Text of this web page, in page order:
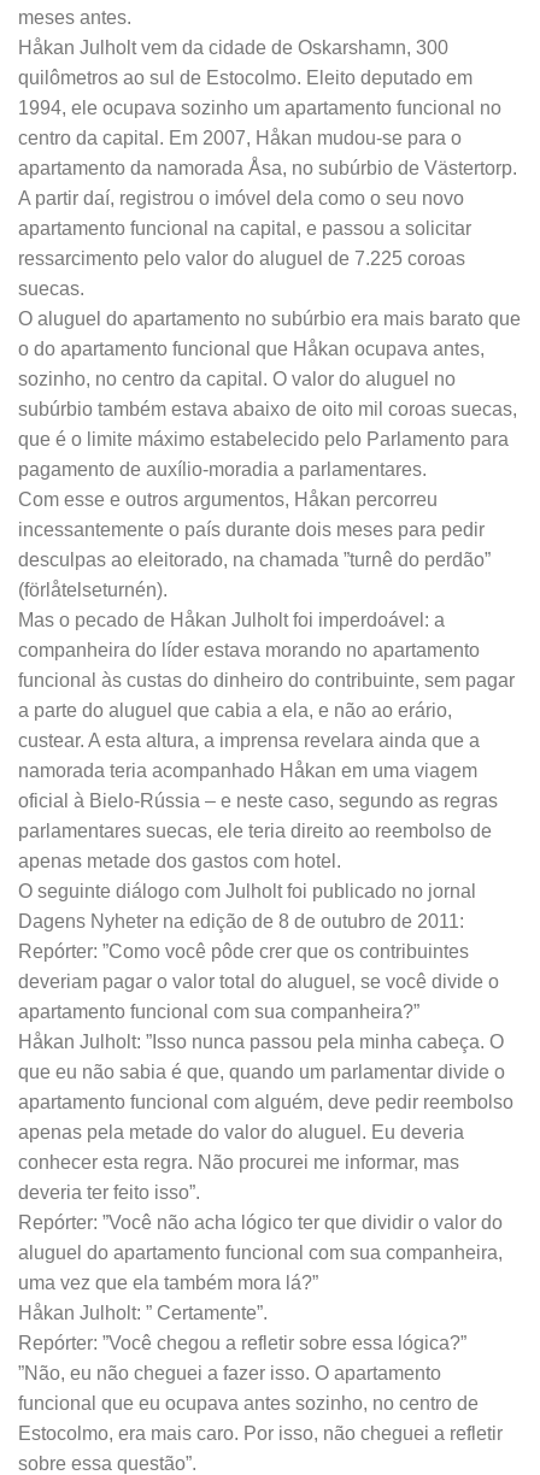
meses antes.
Håkan Julholt vem da cidade de Oskarshamn, 300
quilômetros ao sul de Estocolmo. Eleito deputado em
1994, ele ocupava sozinho um apartamento funcional no
centro da capital. Em 2007, Håkan mudou-se para o
apartamento da namorada Åsa, no subúrbio de Västertorp.
A partir daí, registrou o imóvel dela como o seu novo
apartamento funcional na capital, e passou a solicitar
ressarcimento pelo valor do aluguel de 7.225 coroas
suecas.
O aluguel do apartamento no subúrbio era mais barato que
o do apartamento funcional que Håkan ocupava antes,
sozinho, no centro da capital. O valor do aluguel no
subúrbio também estava abaixo de oito mil coroas suecas,
que é o limite máximo estabelecido pelo Parlamento para
pagamento de auxílio-moradia a parlamentares.
Com esse e outros argumentos, Håkan percorreu
incessantemente o país durante dois meses para pedir
desculpas ao eleitorado, na chamada ”turnê do perdão”
(förlåtelseturnén).
Mas o pecado de Håkan Julholt foi imperdoável: a
companheira do líder estava morando no apartamento
funcional às custas do dinheiro do contribuinte, sem pagar
a parte do aluguel que cabia a ela, e não ao erário,
custear. A esta altura, a imprensa revelara ainda que a
namorada teria acompanhado Håkan em uma viagem
oficial à Bielo-Rússia – e neste caso, segundo as regras
parlamentares suecas, ele teria direito ao reembolso de
apenas metade dos gastos com hotel.
O seguinte diálogo com Julholt foi publicado no jornal
Dagens Nyheter na edição de 8 de outubro de 2011:
Repórter: ”Como você pôde crer que os contribuintes
deveriam pagar o valor total do aluguel, se você divide o
apartamento funcional com sua companheira?”
Håkan Julholt: ”Isso nunca passou pela minha cabeça. O
que eu não sabia é que, quando um parlamentar divide o
apartamento funcional com alguém, deve pedir reembolso
apenas pela metade do valor do aluguel. Eu deveria
conhecer esta regra. Não procurei me informar, mas
deveria ter feito isso”.
Repórter: ”Você não acha lógico ter que dividir o valor do
aluguel do apartamento funcional com sua companheira,
uma vez que ela também mora lá?”
Håkan Julholt: ” Certamente”.
Repórter: ”Você chegou a refletir sobre essa lógica?”
”Não, eu não cheguei a fazer isso. O apartamento
funcional que eu ocupava antes sozinho, no centro de
Estocolmo, era mais caro. Por isso, não cheguei a refletir
sobre essa questão”.